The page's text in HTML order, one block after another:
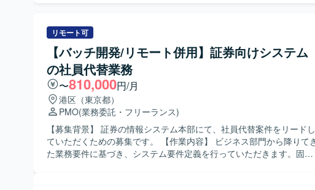
framework(GraphQL), Kotest, spock(groovy), LocalStack, Playwright
など フロントエンド：React, Apollo, TypeScript, Knockout, webpack,
Storybook, Jest など モバイルアプリ：SwiftUI, MagicPod など クラウ
ドサービス：AWS（fargate, rds, sqs, redshift など）、
GCP（firebase, bigquery など）、CI/CD：GitHub Actions、Docker,
SendGrid, Datadog, Sentry など デザイン：Figma など コミュニケー
ション他：GitHub Enterprise Cloud, Notion, Slack, Google Meet,
Zoom, Discord など
リモート可
【バッチ開発/リモート併用】証券向けシステム
の社員代替業務
〜810,000円/月
港区（東京都）
PMO(業務委託・フリーランス)
【募集背景】 証券の情報システム本部にて、社員代替案件をリードし
ていただくための募集です。 【作業内容】 ビジネス部門から降りてき
た業務要件に基づき、システム要件定義を行っていただきます。固定